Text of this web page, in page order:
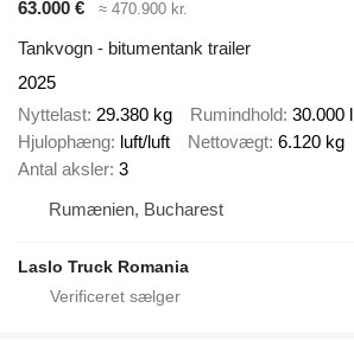
63.000 € ≈ 470.900 kr.
Tankvogn - bitumentank trailer
2025
Nyttelast 29.380 kg Rumindhold 30.000 l
Hjulophæng luft/luft Nettovægt 6.120 kg
Antal aksler 3
Rumænien, Bucharest
Laslo Truck Romania